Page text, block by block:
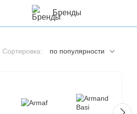
Бренды
Сортировка: по популярности